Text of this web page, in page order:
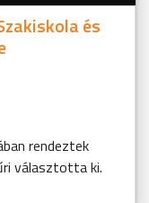
és
rendeztek
választotta ki.